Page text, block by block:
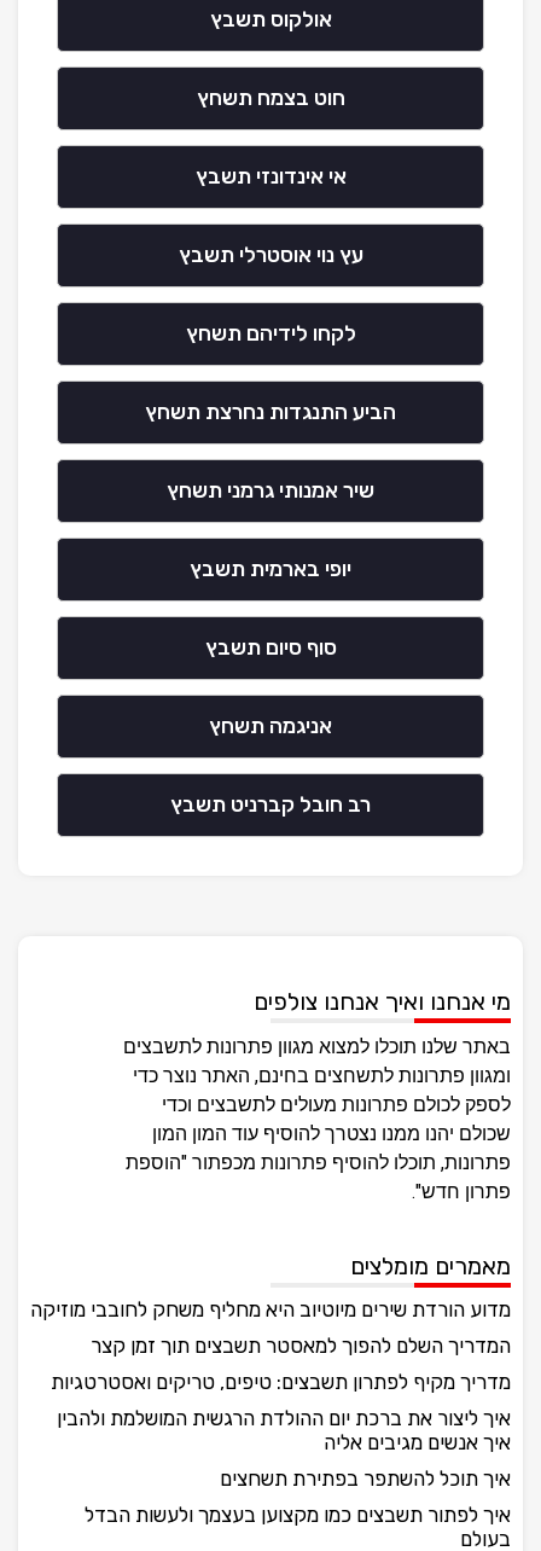
אולקוס תשבץ
חוט בצמח תשחץ
אי אינדונזי תשבץ
עץ נוי אוסטרלי תשבץ
לקחו לידיהם תשחץ
הביע התנגדות נחרצת תשחץ
שיר אמנותי גרמני תשחץ
יופי בארמית תשבץ
סוף סיום תשבץ
אניגמה תשחץ
רב חובל קברניט תשבץ
מי אנחנו ואיך אנחנו צולפים
באתר שלנו תוכלו למצוא מגוון פתרונות לתשבצים
ומגוון פתרונות לתשחצים בחינם, האתר נוצר כדי
לספק לכולם פתרונות מעולים לתשבצים וכדי
שכולם יהנו ממנו נצטרך להוסיף עוד המון המון
פתרונות, תוכלו להוסיף פתרונות מכפתור "הוספת
פתרון חדש".
מאמרים מומלצים
מדוע הורדת שירים מיוטיוב היא מחליף משחק לחובבי מוזיקה
המדריך השלם להפוך למאסטר תשבצים תוך זמן קצר
מדריך מקיף לפתרון תשבצים: טיפים, טריקים ואסטרטגיות
איך ליצור את ברכת יום ההולדת הרגשית המושלמת ולהבין
איך אנשים מגיבים אליה
איך תוכל להשתפר בפתירת תשחצים
איך לפתור תשבצים כמו מקצוען בעצמך ולעשות הבדל
בעולם